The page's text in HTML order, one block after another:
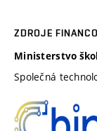
ZDROJE
Ministerstvo
Společná